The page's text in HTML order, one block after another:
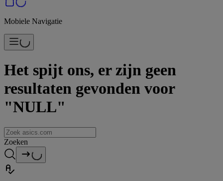
Mobiele Navigatie
Het spijt ons, er zijn geen
resultaten gevonden voor
"NULL"
Zoeken